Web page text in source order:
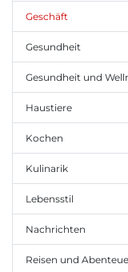
Geschäft
Gesundheit
Gesundheit und
Haustiere
Kochen
Kulinarik
Lebensstil
Nachrichten
Reisen und